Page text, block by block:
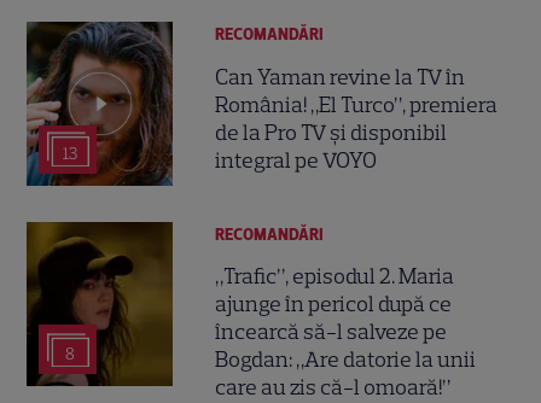
13
RECOMANDĂRI
Can Yaman revine la TV în
România! „El Turco”, premiera
de la Pro TV și disponibil
integral pe VOYO
8
RECOMANDĂRI
„Trafic”, episodul 2. Maria
ajunge în pericol după ce
încearcă să-l salveze pe
Bogdan: „Are datorie la unii
care au zis că-l omoară!”